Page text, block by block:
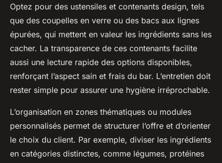
Optez pour des ustensiles et contenants design, tels
que des coupelles en verre ou des bacs aux lignes
épurées, qui mettent en valeur les ingrédients sans les
cacher. La transparence de ces contenants facilite
aussi une lecture rapide des options disponibles,
renforçant l’aspect sain et frais du bar. L’entretien doit
rester simple pour assurer une hygiène irréprochable.
L’organisation en zones thématiques ou modules
personnalisés permet de structurer l’offre et d’orienter
le choix du client. Par exemple, diviser les ingrédients
en catégories distinctes, comme légumes, protéines